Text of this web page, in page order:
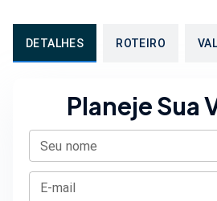
DETALHES ROTEIRO
Planeje Sua
Seu nome
E-mail